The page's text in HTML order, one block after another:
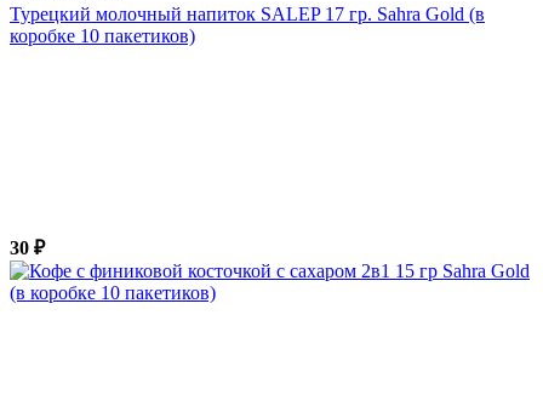
Турецкий молочный напиток SALEP 17 гр. Sahra Gold (в
коробке 10 пакетиков)
30 ₽